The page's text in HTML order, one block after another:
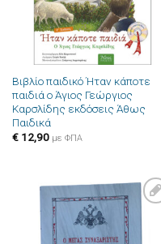
Βιβλίο παιδικό Ήταν κάποτε
παιδιά ο Άγιος Γεώργιος
Καρσλίδης εκδόσεις Άθως
Παιδικά
€12,90 με ΦΠΑ
Πρόσθήκη
στην λίστα
επιθυμιών